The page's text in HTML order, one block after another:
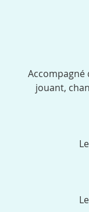
Accompagné
jouant,